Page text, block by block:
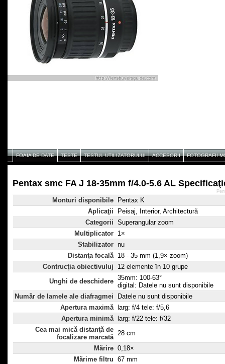
FOAIA DE DATE TESTE TESTUL UTILIZATORULUI ACCESORII FOTOGRAFII
Pentax smc FA J 18-35mm f/4.0-5.6 AL
Monturi disponibile
Pentax K
Aplicaţii
Peisaj, Interior, Architectură
Categorii Superangular zoom
Multiplicator 1×
Stabilizator nu
Distanţa focală 18 - 35 mm (1,9× zoom)
Contrucţia obiectivuluj
12 elemente în 10 grupe
Unghi de deschidere 35mm: 100-63°
digital: Datele nu sunt disponibile
Număr de lamele ale diafragmei
Datele nu sunt disponibile
Apertura maximă
larg: f/4 tele: f/5,6
Apertura minimă
larg: f/22 tele: f/32
Cea mai mică distanţă de
focalizare marcată
28 cm
Mărire 0,18×
Mărime filtru 67 mm